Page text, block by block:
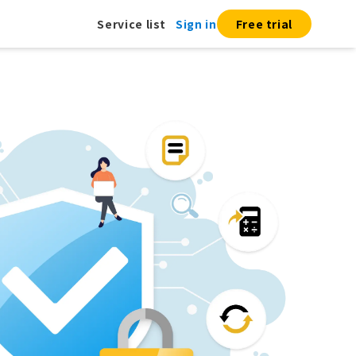
Service list Sign in Free trial